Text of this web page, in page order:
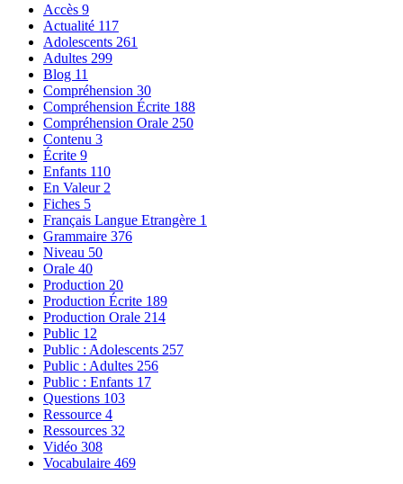
Accès 9
Actualité 117
Adolescents 261
Adultes 299
Blog 11
Compréhension 30
Compréhension Écrite 188
Compréhension Orale 250
Contenu 3
Écrite 9
Enfants 110
En Valeur 2
Fiches 5
Français Langue Etrangère 1
Grammaire 376
Niveau 50
Orale 40
Production 20
Production Écrite 189
Production Orale 214
Public 12
Public : Adolescents 257
Public : Adultes 256
Public : Enfants 17
Questions 103
Ressource 4
Ressources 32
Vidéo 308
Vocabulaire 469